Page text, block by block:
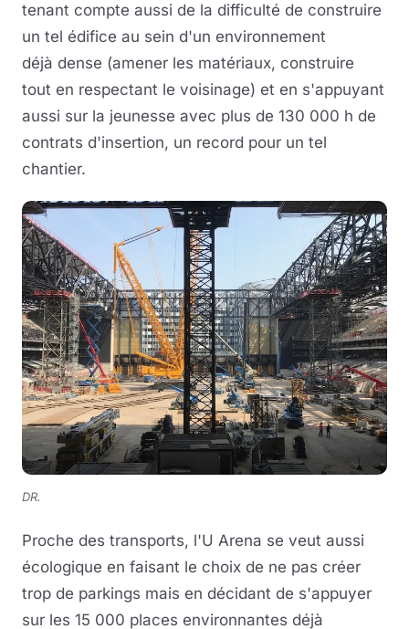
tenant compte aussi de la difficulté de construire
un tel édifice au sein d'un environnement
déjà dense (amener les matériaux, construire
tout en respectant le voisinage) et en s'appuyant
aussi sur la jeunesse avec plus de 130 000 h de
contrats d'insertion, un record pour un tel
chantier.
DR.
Proche des transports, l'U Arena se veut aussi
écologique en faisant le choix de ne pas créer
trop de parkings mais en décidant de s'appuyer
sur les 15 000 places environnantes déjà